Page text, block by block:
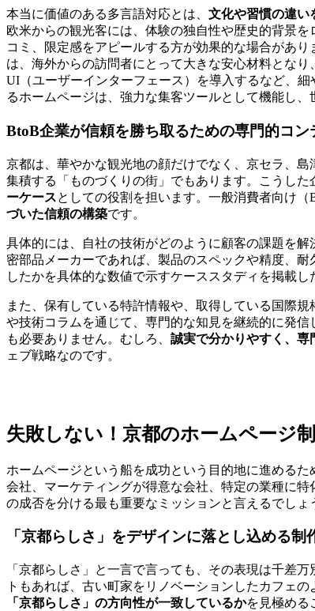
本当に価値のある多言語対応とは、 文化や習慣の違い
欧米からの観光客には、体験の独自性や歴史的背景
コミ、限定感をアピールする方が効果的な場合があ
は、海外からの訪問者にとって大きな安心材料とな
UI（ユーザーインターフェース）を導入するなど、
るホームページは、強力な集客ツールとして機能し
BtoB企業が信頼を勝ち取るための専門的コン
京都は、華やかな観光地の顔だけでなく、京セラ、
集積する「ものづくりの街」でもあります。こうし
ーケースとしての役割を担います。一般消費者向け
づいた信頼の構築です。
具体的には、自社の技術がどのように顧客の課題を
密部品メーカーであれば、製品のスペックや精度、
したかを具体的な数値で示すケーススタディを掲載し
また、保有している特許情報や、取得している国際
や技術コラムを通じて、専門的な知見を継続的に発
も必要ありません。むしろ、 誠実で分かりやすく、専
ェブ戦略なのです。
失敗しない！京都のホームページ
ホームページという船を成功という目的地に進める
会社、マーケティングが得意な会社、特定の業種に
の成否を分ける最も重要なミッションと言えるでし
「京都らしさ」をデザインに落とし込める制
「京都らしさ」と一言で言っても、その表現は千差
トもあれば、古い町家をリノベーションしたカフェ
「京都らしさ」の方向性が一致しているかを見極める